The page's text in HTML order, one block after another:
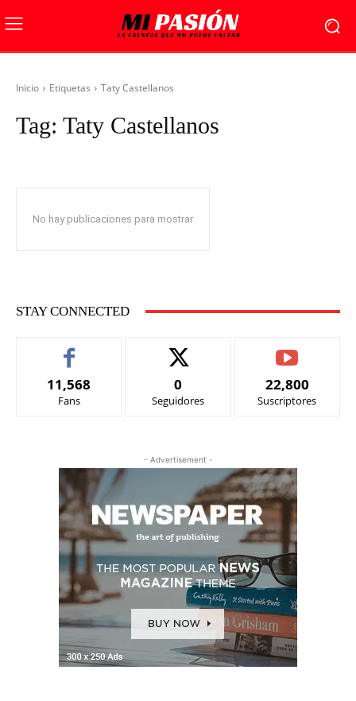
Inicio Etiquetas Taty Castellanos
Tag: Taty Castellanos
No hay publicaciones para mostrar
STAY CONNECTED
11,568
Fans
0
Seguidores
22,800
Suscriptores
- Advertisement -